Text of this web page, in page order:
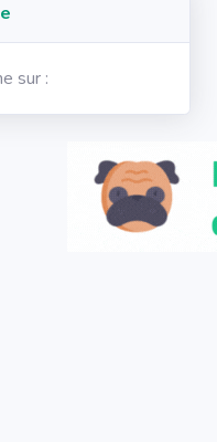
sur :